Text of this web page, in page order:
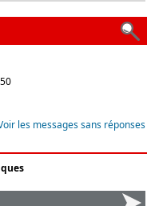
les messages sans réponses